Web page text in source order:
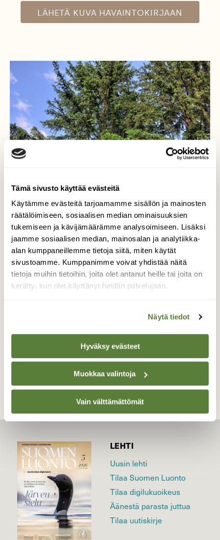
Tämä sivusto käyttää evästeitä
Käytämme evästeitä tarjoamamme sisällön ja mainosten
räätälöimiseen, sosiaalisen median ominaisuuksien
tukemiseen ja kävijämäärämme analysoimiseen. Lisäksi
jaamme sosiaalisen median, mainosalan ja analytiikka-
alan kumppaneillemme tietoja siitä, miten käytät
sivustoamme. Kumppanimme voivat yhdistää näitä
tietoja muihin tietoihin, joita olet antanut heille tai joita on
kerätty, kun olet käyttänyt heidän palvelujaan.
Näytä tiedot
Hyväksy evästeet
Muokkaa valintoja
Vain välttämättömät
LÄHETÄ KUVA HAVAINTOKIRJAAN
Tuulenpesäkö ?
Ilta aurinko paistoi sopivasti navetan takana
olevaan kuuseen
Valokuvaaja: Mika Saarikko, Kuohijoki 5.6.2024
LEHTI
Uusin lehti
Tilaa Suomen Luonto
Tilaa digilukuoikeus
Äänestä parasta juttua
Tilaa uutiskirje